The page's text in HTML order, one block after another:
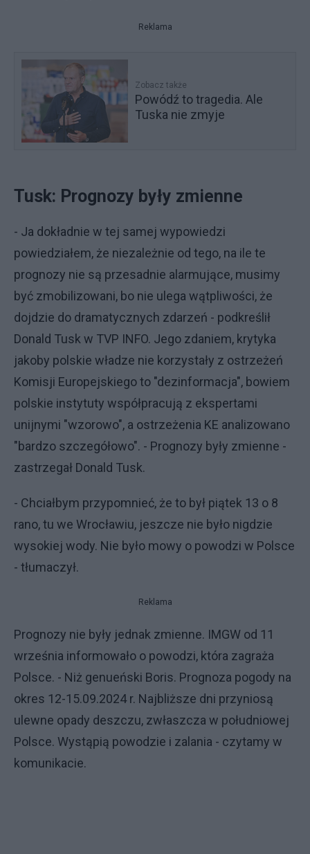
Reklama
Zobacz także
Powódź to tragedia. Ale
Tuska nie zmyje
Tusk: Prognozy były zmienne
- Ja dokładnie w tej samej wypowiedzi
powiedziałem, że niezależnie od tego, na ile te
prognozy nie są przesadnie alarmujące, musimy
być zmobilizowani, bo nie ulega wątpliwości, że
dojdzie do dramatycznych zdarzeń - podkreślił
Donald Tusk w TVP INFO. Jego zdaniem, krytyka
jakoby polskie władze nie korzystały z ostrzeżeń
Komisji Europejskiego to "dezinformacja", bowiem
polskie instytuty współpracują z ekspertami
unijnymi "wzorowo", a ostrzeżenia KE analizowano
"bardzo szczegółowo". - Prognozy były zmienne -
zastrzegał Donald Tusk.
- Chciałbym przypomnieć, że to był piątek 13 o 8
rano, tu we Wrocławiu, jeszcze nie było nigdzie
wysokiej wody. Nie było mowy o powodzi w Polsce
- tłumaczył.
Reklama
Prognozy nie były jednak zmienne. IMGW od 11
września informowało o powodzi, która zagraża
Polsce. - Niż genueński Boris. Prognoza pogody na
okres 12-15.09.2024 r. Najbliższe dni przyniosą
ulewne opady deszczu, zwłaszcza w południowej
Polsce. Wystąpią powodzie i zalania - czytamy w
komunikacie.